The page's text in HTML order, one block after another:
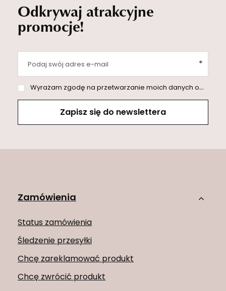
Odkrywaj atrakcyjne
promocje!
Podaj swój adres e-mail
Wyrażam zgodę na przetwarzanie moich danych osobowych (adres e-mail) na potrzeby wysyłki newslettera z informacją handlową (marketing). Więcej w
Zapisz się do newslettera
Zamówienia
Status zamówienia
Śledzenie przesyłki
Chcę zareklamować produkt
Chcę zwrócić produkt